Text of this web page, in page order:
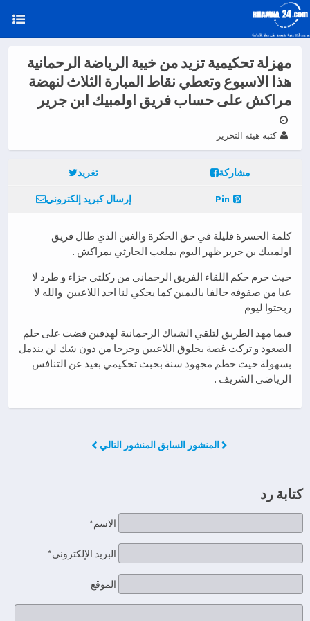
مهزلة تحكيمية تزيد من خيبة الرياضة الرحمانية
هذا الاسبوع وتعطي نقاط المبارة الثلاث لنهضة
مراكش على حساب فريق اولمبيك ابن جرير
كتبه هيئة التحرير
مشاركة تغريد
Pin إرسال كبريد إلكتروني
كلمة الحسرة قليلة في حق الحكرة والغبن الذي طال فريق
اولمبيك بن جرير ظهر اليوم بملعب الحارثي بمراكش .
حيث حرم حكم اللقاء الفريق الرحماني من ركلتي جزاء و طرد لا
عبا من صفوفه حالفا باليمين كما يحكي لنا احد اللاعبين والله لا
ربحتوا ليوم
فيما مهد الطريق لتلقي الشباك الرحمانية لهذفين قضت على حلم
الصعود و تركت غصة بحلوق اللاعبين وجرحا من دون شك لن يندمل
بسهولة حيث حطم مجهود سنة بخبث تحكيمي بعيد عن التنافس
الرياضي الشريف .
المنشور السابق المنشور التالي
كتابة رد
الاسم*
البريد الإلكتروني*
الموقع